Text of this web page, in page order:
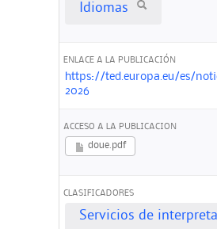
Idiomas
ENLACE A LA PUBLICACIÓN
https://ted.europa.eu/es/
2026
ACCESO A LA PUBLICACION
doue.pdf
CLASIFICADORES
Servicios de